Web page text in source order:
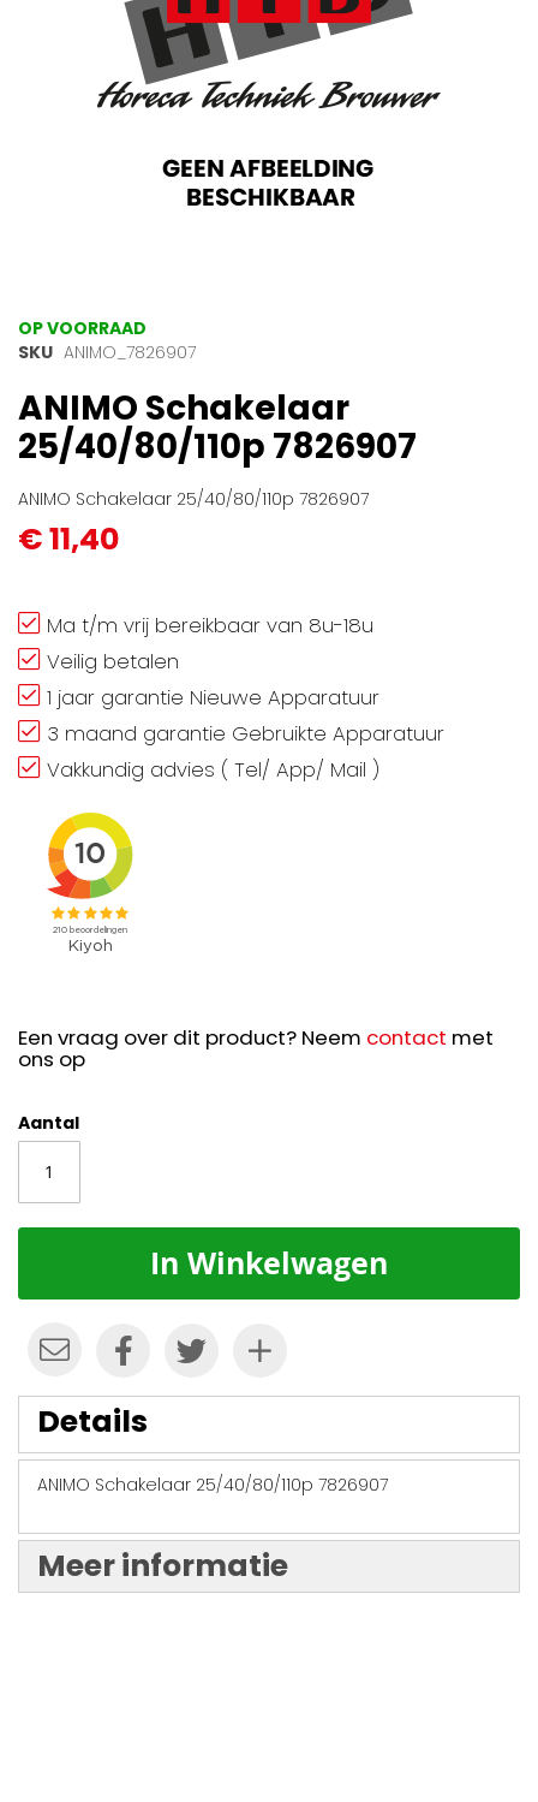
Ga
naar
begin
van
de
afbeeldingen-
gallerij
OP VOORRAAD
SKU ANIMO_7826907
ANIMO Schakelaar
25/40/80/110p 7826907
ANIMO Schakelaar 25/40/80/110p 7826907
€ 11,40
Ma t/m vrij bereikbaar van 8u-18u
Veilig betalen
1 jaar garantie Nieuwe Apparatuur
3 maand garantie Gebruikte Apparatuur
Vakkundig advies ( Tel/ App/ Mail )
Een vraag over dit product? Neem contact met
ons op
Aantal
In Winkelwagen
Details
ANIMO Schakelaar 25/40/80/110p 7826907
Meer informatie